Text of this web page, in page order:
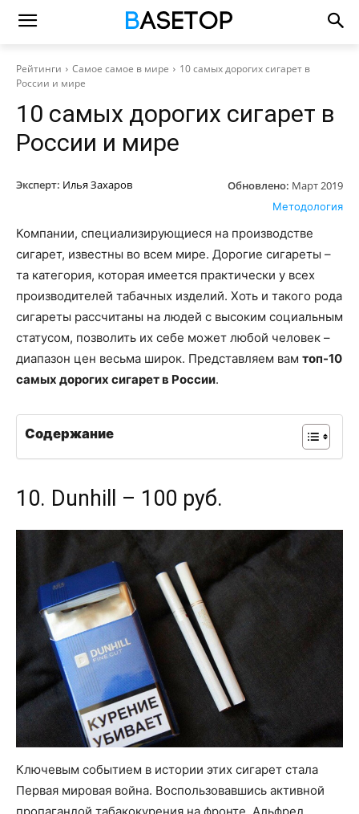
Рейтинги Самое самое в мире
10 самых дорогих сигарет в
России и мире
10 самых дорогих сигарет в
России и мире
Эксперт: Илья Захаров Обновлено: Март 2019
Методология
Компании, специализирующиеся на производстве
сигарет, известны во всем мире. Дорогие сигареты –
та категория, которая имеется практически у всех
производителей табачных изделий. Хоть и такого рода
сигареты рассчитаны на людей с высоким социальным
статусом, позволить их себе может любой человек –
диапазон цен весьма широк. Представляем вам топ-10
самых дорогих сигарет в России.
Содержание
10. Dunhill – 100 руб.
Ключевым событием в истории этих сигарет стала
Первая мировая война. Воспользовавшись активной